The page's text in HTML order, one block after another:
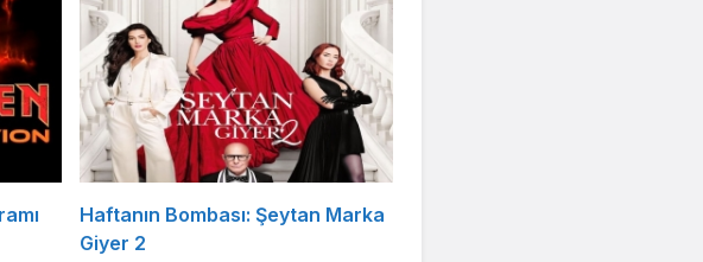
Haftanın Bombası: Şeytan Marka
Giyer 2